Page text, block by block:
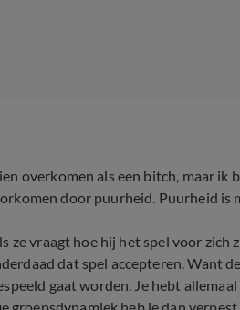
overkomen als een bitch, maar ik
door puurheid. Puurheid is
ze vraagt hoe hij het spel voor
dat spel accepteren. Want
gaat worden. Je hebt